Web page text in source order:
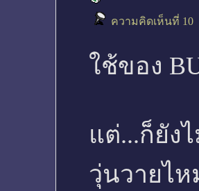
ความคิดเห็นที่ 10
ใช้ของ
แต่...ก็ยัง
วุ่นวายไห